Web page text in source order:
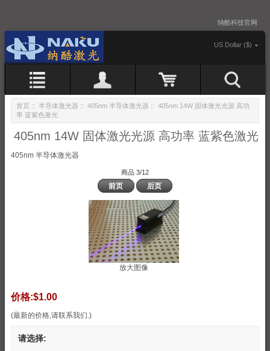
纳酷科技官网
US Dollar ($)
首页 :: 半导体激光器 :: 405nm 半导体激光器 :: 405nm 14W 固体激光光源 高功
率 蓝紫色激光
405nm 14W 固体激光光源 高功率 蓝紫色激光
405nm 半导体激光器
商品 3/12
前页 后页
放大图像
价格:$1.00
(最新的价格,请联系我们.)
请选择: